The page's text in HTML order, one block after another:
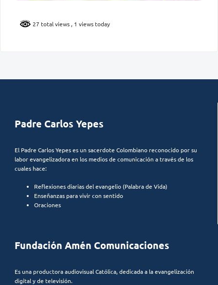
27 total views , 1 views today
Padre Carlos Yepes
El Padre Carlos Yepes es un sacerdote Colombiano reconocido por su
labor evangelizadora en los medios de comunicación a través de los
cuales hace:
Reflexiones diarias del evangelio (Palabra de Vida)
Enseñanzas para vivir con sentido
Oraciones
Fundación Amén Comunicaciones
Es una productora audiovisual Católica, dedicada a la evangelización
digital y de televisión.